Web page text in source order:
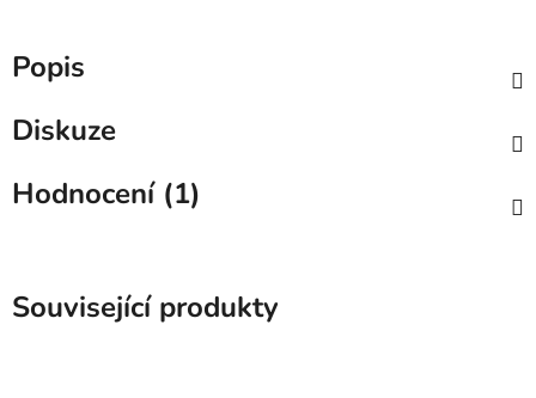
Popis
Diskuze
Hodnocení (1)
Související produkty